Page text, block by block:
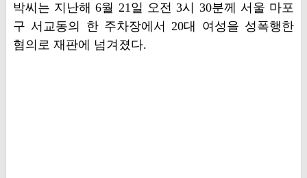
박씨는 지난해 6월 21일 오전 3시 30분께 서울 마포
구 서교동의 한 주차장에서 20대 여성을 성폭행한
혐의로 재판에 넘겨졌다.